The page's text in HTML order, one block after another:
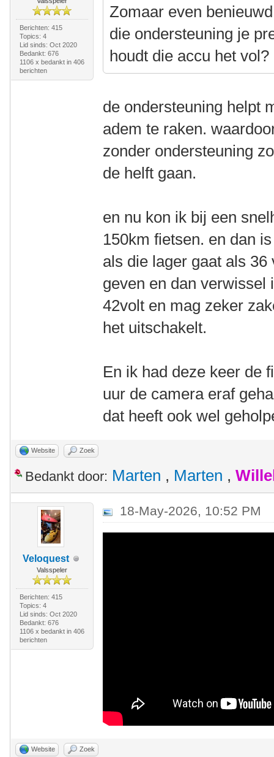
Berichten: 415
Topics: 4
Lid sinds: Oct 2020
Bedankt: 676
1106 x bedankt in 406
berichten
Zomaar even
die ondersteuning je
houdt die accu het vol?
de ondersteuning helpt
adem te raken.
zonder ondersteuning
de helft gaan.
en nu kon ik bij een
150km fietsen. en dan
als die lager gaat als
geven en dan verwissel
42volt en mag zeker
het uitschakelt.
En ik had deze keer de
uur de camera eraf
dat heeft ook wel
Website Zoek
Bedankt door: Marten , Marten ,
Veloquest
Valsspeler
Berichten: 415
Topics: 4
Lid sinds: Oct 2020
Bedankt: 676
1106 x bedankt in 406
berichten
18-May-2026, 10:52 PM
Website Zoek